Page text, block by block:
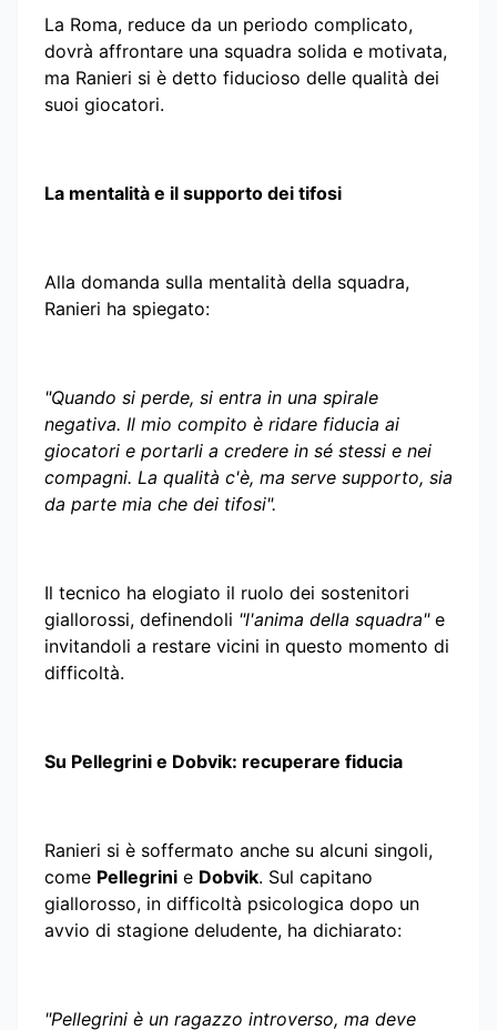
La Roma, reduce da un periodo complicato,
dovrà affrontare una squadra solida e motivata,
ma Ranieri si è detto fiducioso delle qualità dei
suoi giocatori.
La mentalità e il supporto dei tifosi
Alla domanda sulla mentalità della squadra,
Ranieri ha spiegato:
"Quando si perde, si entra in una spirale
negativa. Il mio compito è ridare fiducia ai
giocatori e portarli a credere in sé stessi e nei
compagni. La qualità c'è, ma serve supporto, sia
da parte mia che dei tifosi".
Il tecnico ha elogiato il ruolo dei sostenitori
giallorossi, definendoli "l'anima della squadra"e
invitandoli a restare vicini in questo momento di
difficoltà.
Su Pellegrini e Dobvik: recuperare fiducia
Ranieri si è soffermato anche su alcuni singoli,
come Pellegrini e Dobvik. Sul capitano
giallorosso, in difficoltà psicologica dopo un
avvio di stagione deludente, ha dichiarato:
"Pellegrini è un ragazzo introverso, ma deve